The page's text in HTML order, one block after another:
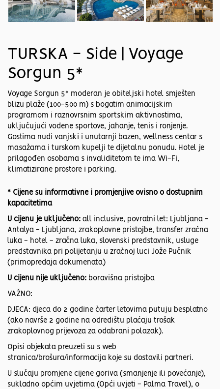
TURSKA - Side | Voyage
Sorgun 5*
Voyage Sorgun 5* moderan je obiteljski hotel smješten
blizu plaže (100-500 m) s bogatim animacijskim
programom i raznovrsnim sportskim aktivnostima,
uključujući vodene sportove, jahanje, tenis i ronjenje.
Gostima nudi vanjski i unutarnji bazen, wellness centar s
masažama i turskom kupelji te dijetalnu ponudu. Hotel je
prilagođen osobama s invaliditetom te ima Wi-Fi,
klimatizirane prostore i parking.
* Cijene su informativne i promjenjive ovisno o dostupnim
kapacitetima
U cijenu je uključeno: all inclusive, povratni let: Ljubljana -
Antalya - Ljubljana, zrakoplovne pristojbe, transfer zračna
luka - hotel - zračna luka, slovenski predstavnik, usluge
predstavnika pri polijetanju u zračnoj luci Jože Pučnik
(primopredaja dokumenata)
U cijenu nije uključeno: boravišna pristojba
VAŽNO:
DJECA: djeca do 2 godine čarter letovima putuju besplatno
(ako navrše 2 godine na odredištu plaćaju trošak
zrakoplovnog prijevoza za odabrani polazak).
Opisi objekata preuzeti su s web
stranica/brošura/informacija koje su dostavili partneri.
U slučaju promjene cijene goriva (smanjenje ili povećanje),
sukladno općim uvjetima (Opći uvjeti - Palma Travel), o